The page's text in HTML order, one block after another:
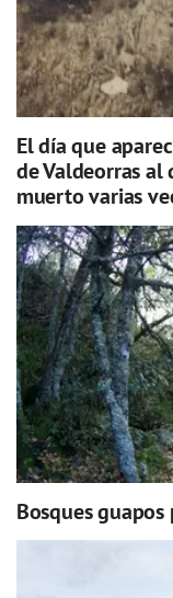
El día que
de Valdeorras
muerto varias
Bosques